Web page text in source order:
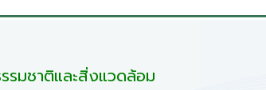
รมชาติและสิ่งแวดล้อม